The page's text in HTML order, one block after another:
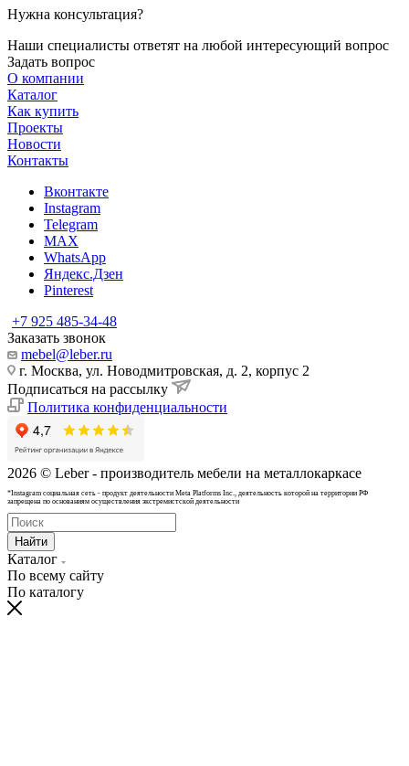
Нужна консультация?
Наши специалисты ответят на любой интересующий вопрос
Задать вопрос
О компании
Каталог
Как купить
Проекты
Новости
Контакты
Вконтакте
Instagram
Telegram
MAX
WhatsApp
Яндекс.Дзен
Pinterest
+7 925 485-34-48
Заказать звонок
mebel@leber.ru
г. Москва, ул. Новодмитровская, д. 2, корпус 2
Подписаться на рассылку
Политика конфиденциальности
2026 © Leber - производитель мебели на металлокаркасе
*Instagram cоциальная сеть - продукт деятельности Meta Platforms Inc., деятельность которой на территории РФ
запрещена по основаниям осуществления экстремистской деятельности
Найти
Каталог
По всему сайту
По каталогу